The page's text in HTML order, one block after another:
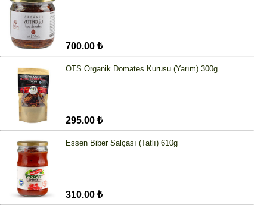
700.00 ₺
OTS Organik Domates Kurusu (Yarım) 300g
295.00 ₺
Essen Biber Salçası (Tatlı) 610g
310.00 ₺